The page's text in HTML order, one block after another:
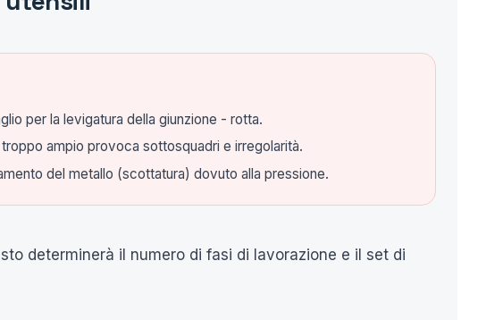
per la levigatura della giunzione - rotta.
troppo ampio provoca sottosquadri e irregolarità.
del metallo (scottatura) dovuto alla pressione.
determinerà il numero di fasi di lavorazione e il set di